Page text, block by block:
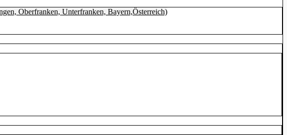
Oberfranken, Unterfranken, Bayern,Österreich)